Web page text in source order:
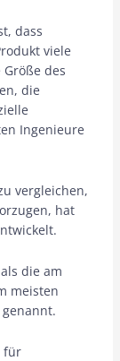
dass
viele
des
die
Ingenieure
vergleichen,
hat
die am
meisten
für